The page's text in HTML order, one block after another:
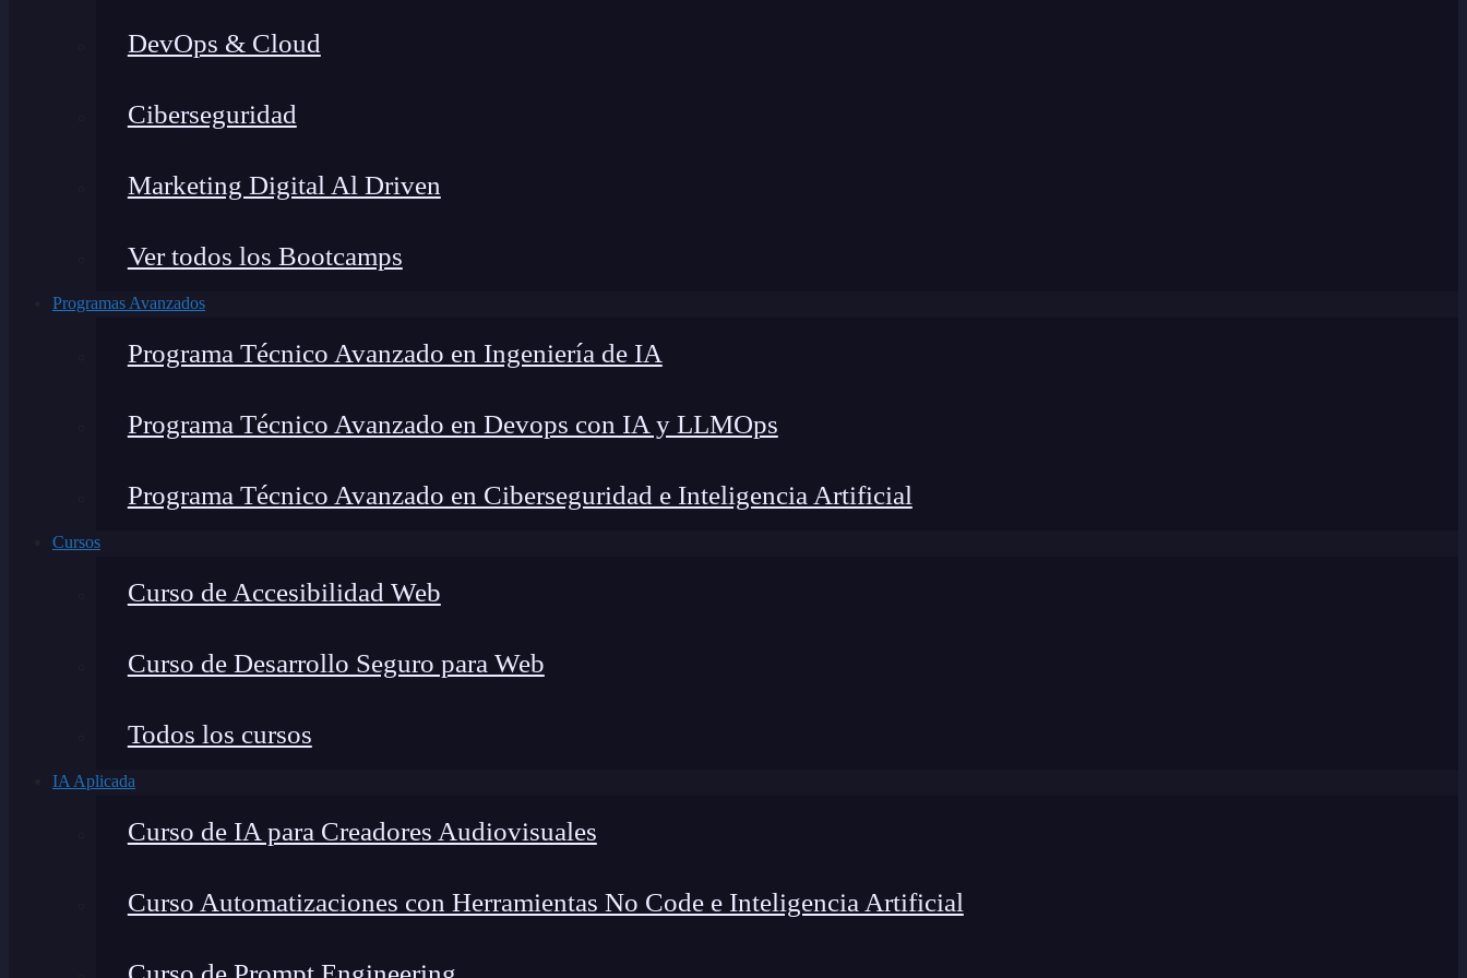
DevOps & Cloud
Ciberseguridad
Marketing Digital Al Driven
Ver todos los Bootcamps
Programas Avanzados
Programa Técnico Avanzado en Ingeniería de IA
Programa Técnico Avanzado en Devops con IA y LLMOps
Programa Técnico Avanzado en Ciberseguridad e Inteligencia Artificial
Cursos
Curso de Accesibilidad Web
Curso de Desarrollo Seguro para Web
Todos los cursos
IA Aplicada
Curso de IA para Creadores Audiovisuales
Curso Automatizaciones con Herramientas No Code e Inteligencia Artificial